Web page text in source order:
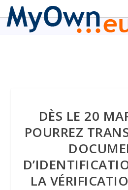
DÈS LE 20
POURREZ
LA